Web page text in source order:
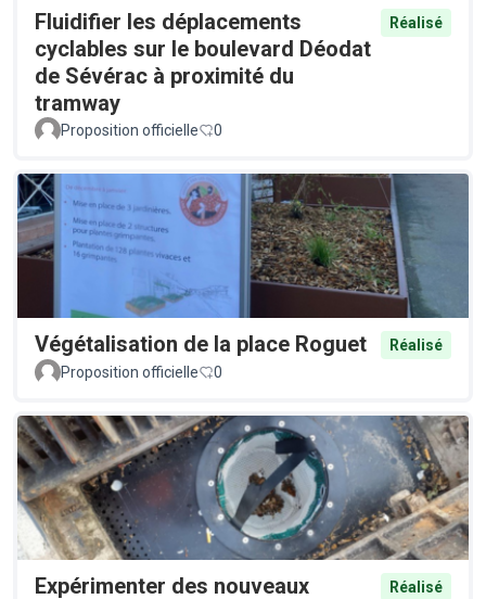
Fluidifier les déplacements
cyclables sur le boulevard Déodat
de Sévérac à proximité du
tramway
Réalisé
Proposition officielle 0
Végétalisation de la place Roguet
Réalisé
Proposition officielle
0
Expérimenter des nouveaux Réalisé